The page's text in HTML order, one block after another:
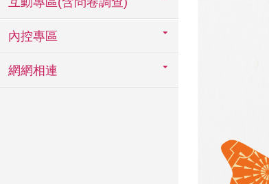
內控專區
網網相連